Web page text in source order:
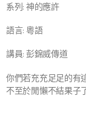
系列: 神的應許
語言: 粵語
講員: 彭錦威傳道
你們若充充足足的有
不至於閒懶不結果子